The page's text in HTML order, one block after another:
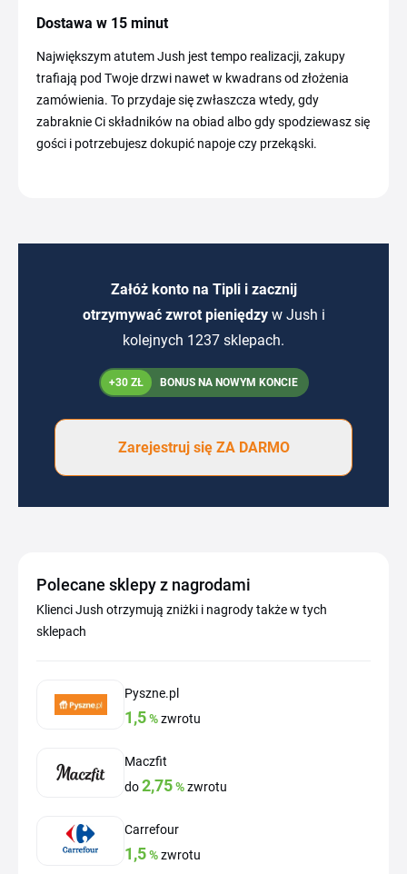
Dostawa w 15 minut
Największym atutem Jush jest tempo realizacji, zakupy
trafiają pod Twoje drzwi nawet w kwadrans od złożenia
zamówienia. To przydaje się zwłaszcza wtedy, gdy
zabraknie Ci składników na obiad albo gdy spodziewasz się
gości i potrzebujesz dokupić napoje czy przekąski.
Załóż konto na Tipli i zacznij
otrzymywać zwrot pieniędzy w Jush i
kolejnych 1237 sklepach.
+30 ZŁ BONUS NA NOWYM KONCIE
Zarejestruj się ZA DARMO
Polecane sklepy z nagrodami
Klienci Jush otrzymują zniżki i nagrody także w tych
sklepach
Pyszne.pl
1,5%zwrotu
Maczfit
do2,75%zwrotu
Carrefour
1,5%zwrotu